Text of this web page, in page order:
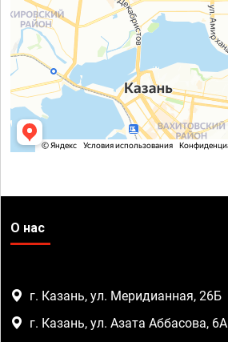
О нас
г. Казань, ул. Меридианная, 26Б
г. Казань, ул. Азата Аббасова, 6А